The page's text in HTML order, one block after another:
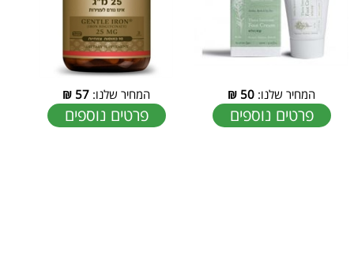
המחיר שלנו: 50
₪
פרטים נוספים
המחיר שלנו: 57
₪
פרטים נוספים